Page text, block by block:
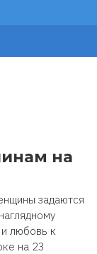
на
задаются
любовь к
на 23